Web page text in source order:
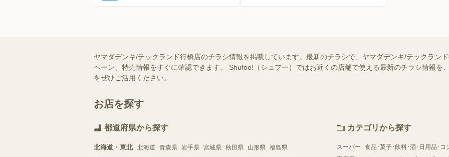
ヤマダデンキ/テックランド行橋店のチラシ情報を掲載しています。最新のチラシで、ヤマダデンキ/テックラン
ペーン、特売情報をすぐに確認できます。 Shufoo!（シュフー）ではお近くの店舗で使える最新のチラシ情報を
をぜひご活用ください。
お店を探す
都道府県から探す
北海道・東北 北海道 青森県 岩手県 宮城県 秋田県 山形県 福島県
カテゴリから探す
スーパー 食品･菓子･飲料･酒･日用品･コ